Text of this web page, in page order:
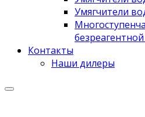
Умягчители
Контакты
Наши дилеры